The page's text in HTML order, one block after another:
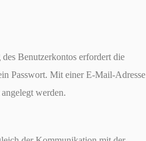
Benutzerkontos erfordert die
Passwort. Mit einer E-Mail-Adresse
werden.